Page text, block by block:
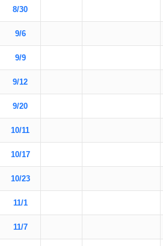
8/30
9/6
9/9
9/12
9/20
10/11
10/17
10/23
11/1
11/7